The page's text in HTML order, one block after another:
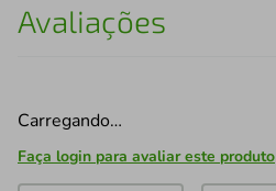
Avaliações
Carregando…
Faça login para avaliar este produto